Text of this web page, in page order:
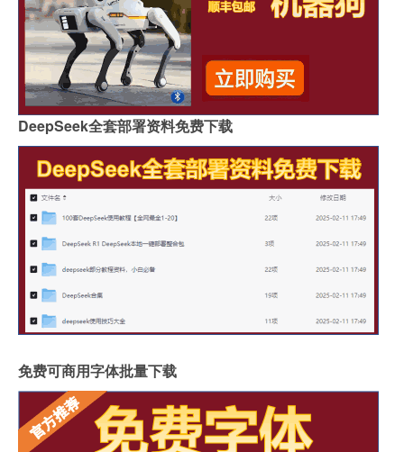
DeepSeek全套部署资料免费下载
免费可商用字体批量下载